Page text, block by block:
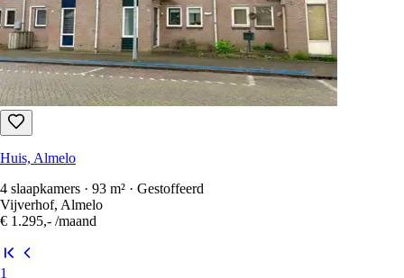
Huis, Almelo
4 slaapkamers · 93 m² · Gestoffeerd
Vijverhof, Almelo
€ 1.295,- /maand
1